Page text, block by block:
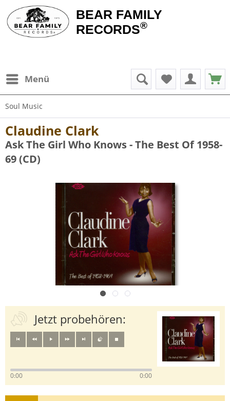
BEAR FAMILY
RECORDS®
Menü
Soul Music
Claudine Clark
Ask The Girl Who Knows - The Best Of 1958-
69 (CD)
Jetzt probehören:
0:00 0:00